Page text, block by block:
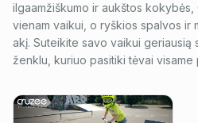
ilgaamžiškumo ir aukštos
vienam vaikui, o ryškios spalvos ir
akį. Suteikite savo vaikui geriausią
ženklu, kuriuo pasitiki tėvai visame